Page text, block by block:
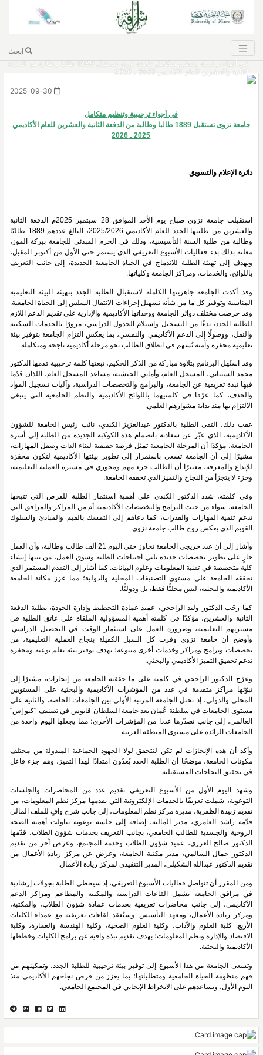
ابحث
في أجواء ترحيبية وتنظيم متكامل جامعة نزوى تستقبل 1889 طالبا وطالبة من الدفعة
الثانية والعشرين للعام الأكاديمي 2025 ـ 2026
في أجواء ترحيبية وتنظيم متكامل
جامعة نزوى تستقبل 1889 طالبا وطالبة من الدفعة الثانية والعشرين للعام الأكاديمي
2025 ـ 2026
دائرة الإعلام والتسويق
استقبلت جامعة نزوى صباح يوم الأحد الموافق 28 سبتمبر 2025م الدفعة الثانية
والعشرين من طلبتها الجدد للعام الأكاديمي 2025/2026، البالغ عددهم 1889 طالبًا
وطالبة من طلبة السنة التأسيسية، وذلك في الحرم المبدئي للجامعة ببركة الموز،
معلنة بذلك بدء فعاليات الأسبوع التعريفي الذي يستمر حتى الأول من أكتوبر المقبل،
ويهدف إلى تهيئة الطلبة للاندماج في الحياة الجامعية الجديدة، إلى جانب التعريف
باللوائح، والخدمات، ومراكز الجامعة وكلياتها.
وقد أكدت الجامعة جاهزيتها الكاملة لاستقبال الطلبة الجدد بتهيئة البيئة التعليمية
المناسبة وتوفير كل ما من شأنه تسهيل إجراءات الانتقال السلس إلى الحياة الجامعية.
وقد حرصت مختلف دوائر الجامعة ووحداتها الأكاديمية والإدارية على تقديم الدعم اللازم
للطلبة الجدد، بدءًا من التسجيل واستلام الجدول الدراسي، مرورًا بالخدمات السكنية
والنقل، ووصولًا إلى الدعم الأكاديمي والنفسي، بما يعكس التزام الجامعة بتوفير بيئة
تعليمية محفزة وآمنة تُسهم في انطلاق الطالب نحو مرحلة أكاديمية ناجحة ومتكاملة.
وقد استُهل البرنامج بتلاوة مباركة من الذكر الحكيم، تبعتها كلمة ترحيبية قدمها الدكتور
محمد السيباني، المسجل العام، وأماني الحنشية، مساعد المسجل العام، اللذان قدّما
فيها نبذة تعريفية عن الجامعة، والبرامج والتخصصات الدراسية، وآليات تسجيل المواد
والحذف، كما عرّفا في كلمتيهما باللوائح الأكاديمية والنظم الجامعية التي ينبغي
الالتزام بها منذ بداية مشوارهم العلمي.
عقب ذلك، التقى الطلبة بالدكتور عبدالعزيز الكندي، نائب رئيس الجامعة للشؤون
الأكاديمية، الذي عبّر عن سعادته بانضمام هذه الكوكبة الجديدة من الطلبة إلى أسرة
الجامعة، مؤكدًا أن المرحلة الجامعية تمثل فرصة حقيقية لبناء الذات وصقل المهارات،
مشيرًا إلى أن الجامعة تسعى باستمرار إلى تطوير بيئتها الأكاديمية لتكون محفزة
للإبداع والمعرفة، معتبرًا أن الطالب جزء مهم ومحوري في مسيرة العملية التعليمية،
وجزء لا يتجزأ من النجاح والتميز الذي تحققه الجامعة.
وفي كلمته، شدد الدكتور الكندي على أهمية استثمار الطلبة للفرص التي تتيحها
الجامعة، سواء من حيث البرامج والتخصصات الأكاديمية أم من المراكز والمرافق التي
تدعم تنمية المهارات والقدرات، كما دعاهم إلى التمسك بالقيم والمبادئ والسلوك
القويم الذي يعكس روح طالب جامعة نزوى.
وأشار إلى أن عدد خريجي الجامعة تجاوز حتى اليوم 21 ألف طالب وطالبة، وأن العمل
جارٍ على تطوير تخصصات جديدة تلبي احتياجات الطلبة وسوق العمل، من بينها إنشاء
كلية متخصصة في تقنية المعلومات وعلوم البيانات. كما أشار إلى التقدم المستمر الذي
تحققه الجامعة على مستوى التصنيفات المحلية والدولية؛ مما عزز مكانة الجامعة
الأكاديمية والبحثية، ليس محليًّا فقط، بل ودوليًّا.
كما رحّب الدكتور وليد الراجحي، عميد عمادة التخطيط وإدارة الجودة، بطلبة الدفعة
الثانية والعشرين، مؤكدًا في كلمته أهمية المسؤولية الملقاة على عاتق الطلبة في
مسيرتهم التعليمية، وضرورة العمل على استثمار الوقت في التحصيل الدراسي.
وأوضح أن جامعة نزوى وفرت كل السبل الكفيلة بنجاح العملية التعليمية، من
تخصصات وبرامج ومراكز وخدمات أخرى متنوعة؛ بهدف توفير بيئة تعلم نوعية ومحفزة
تدعم تحقيق التميز الأكاديمي والبحثي.
وعرّج الدكتور الراجحي في كلمته على ما حققته الجامعة من إنجازات، مشيرًا إلى
تبوّئها مراكز متقدمة في عدد من المؤشرات الأكاديمية والبحثية على المستويين
المحلي والدولي، إذ تحتل الجامعة المرتبة الأولى بين الجامعات الخاصة، والثانية على
مستوى الجامعات في سلطنة عُمان بعد جامعة السلطان قابوس في تصنيف "كيو إس"
العالمي، إلى جانب تصدّرها عددا من المؤشرات الأخرى؛ مما يجعلها اليوم واحدة من
الجامعات الرائدة على مستوى المنطقة العربية.
وأكد أن هذه الإنجازات لم تكن لتتحقق لولا الجهود الجماعية المبذولة من مختلف
مكونات الجامعة، موضحًا أن الطلبة الجدد يُعدّون امتدادًا لهذا التميز، وهم جزء فاعل
في تحقيق النجاحات المستقبلية.
وشهد اليوم الأول من الأسبوع التعريفي تقديم عدد من المحاضرات والجلسات
التوعوية، شملت تعريفًا بالخدمات الإلكترونية التي يقدمها مركز نظم المعلومات، من
تقديم زبيدة الظفرية، مديرة مركز نظم المعلومات، إلى جانب شرح وافٍ للملف المالي
قدّمه راشد العامري، مدير المالية، إضافة إلى جلسة توعوية تناولت أهمية الصحة
الروحية والجسدية للطالب الجامعي، بجانب التعريف بخدمات شؤون الطلاب، قدّمها
الدكتور صالح العزري، عميد شؤون الطلاب وخدمة المجتمع، وعرض آخر من تقديم
الدكتور جمال السالمي، مدير مكتبة الجامعة، وعرض عن مركز ريادة الأعمال من
تقديم الدكتور عبدالله الشكيلي، المدير التنفيذي لمركز ريادة الأعمال.
ومن المقرر أن تتواصل فعاليات الأسبوع التعريفي، إذ سيحظى الطلبة بجولات إرشادية
في مرافق الجامعة تشمل القاعات الدراسية والمكتبة والمطاعم ومراكز الدعم
الأكاديمي، إلى جانب محاضرات تعريفية بخدمات عمادة شؤون الطلاب، والمكتبة،
ومركز ريادة الأعمال، ومعهد التأسيس. وستُعقد لقاءات تعريفية مع عمداء الكليات
الأربع: كلية العلوم والآداب، وكلية العلوم الصحية، وكلية الهندسة والعمارة، وكلية
الاقتصاد والإدارة ونظم المعلومات؛ بهدف تقديم نبذة وافية عن برامج الكليات وخططها
الأكاديمية والبحثية.
وتسعى الجامعة من هذا الأسبوع إلى توفير بيئة ترحيبية للطلبة الجدد، وتمكينهم من
فهم منظومة الحياة الجامعية ومتطلباتها؛ بما يعزز من فرص نجاحهم الأكاديمي منذ
اليوم الأول، ويساعدهم على الانخراط الإيجابي في المجتمع الجامعي.